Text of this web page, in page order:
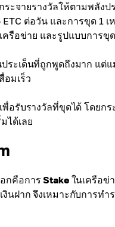
ระจายรางวัลให้ตามพลั
ต่อวัน และการขุด 1
ครือข่าย และรูปแบบการขุด
ประเด็นที่ถูกพูดถึงมาก แต่
อมเร็ว
อรับรางวัลที่ขุดได้ โดยก
ได้เลย
อกคือการStakeในเครือข่
นฝาก จึงเหมาะกับการท